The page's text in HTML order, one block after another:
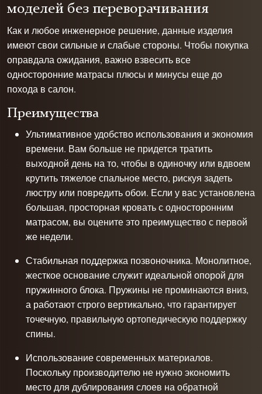
моделей без переворачивания
Как и любое инженерное решение, данные изделия
имеют свои сильные и слабые стороны. Чтобы покупка
оправдала ожидания, важно взвесить все
односторонние матрасы плюсы и минусы еще до
похода в салон.
Преимущества
Ультимативное удобство использования и экономия
времени. Вам больше не придется тратить
выходной день на то, чтобы в одиночку или вдвоем
крутить тяжелое спальное место, рискуя задеть
люстру или повредить обои. Если у вас установлена
большая, просторная кровать с односторонним
матрасом, вы оцените это преимущество с первой
же недели.
Стабильная поддержка позвоночника. Монолитное,
жесткое основание служит идеальной опорой для
пружинного блока. Пружины не проминаются вниз,
а работают строго вертикально, что гарантирует
точечную, правильную ортопедическую поддержку
спины.
Использование современных материалов.
Поскольку производителю не нужно экономить
место для дублирования слоев на обратной